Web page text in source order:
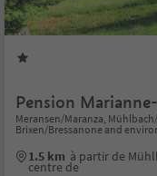
Pension
Meransen/Maranza,
Brixen/Bressanone and
1.5 km à partir de
centre de